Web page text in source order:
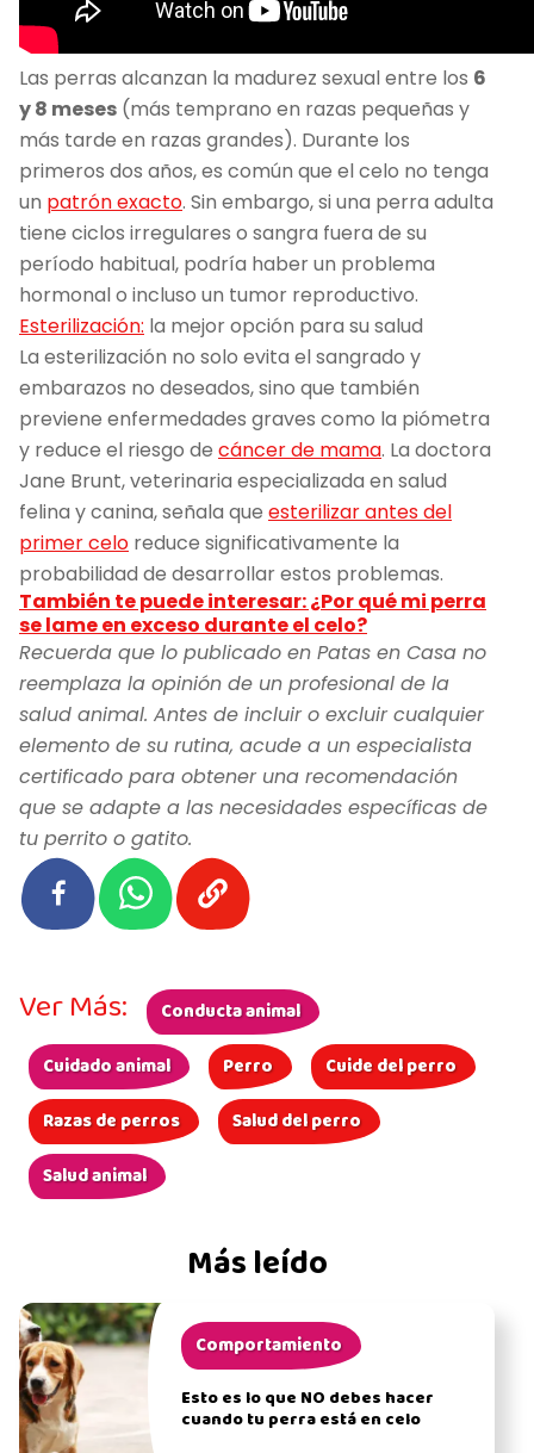
Las perras alcanzan la madurez sexual entre los 6
y 8 meses (más temprano en razas pequeñas y
más tarde en razas grandes). Durante los
primeros dos años, es común que el celo no tenga
un patrón exacto. Sin embargo, si una perra adulta
tiene ciclos irregulares o sangra fuera de su
período habitual, podría haber un problema
hormonal o incluso un tumor reproductivo.
Esterilización: la mejor opción para su salud
La esterilización no solo evita el sangrado y
embarazos no deseados, sino que también
previene enfermedades graves como la piómetra
y reduce el riesgo de cáncer de mama. La doctora
Jane Brunt, veterinaria especializada en salud
felina y canina, señala que esterilizar antes del
primer celo reduce significativamente la
probabilidad de desarrollar estos problemas.
También te puede interesar: ¿Por qué mi perra
se lame en exceso durante el celo?
Recuerda que lo publicado en Patas en Casa no
reemplaza la opinión de un profesional de la
salud animal. Antes de incluir o excluir cualquier
elemento de su rutina, acude a un especialista
certificado para obtener una recomendación
que se adapte a las necesidades específicas de
tu perrito o gatito.
Más leído
Comportamiento
Esto es lo que NO debes hacer
cuando tu perra está en celo
Ver Más:
Conducta animal
Cuidado animal
Perro
Cuide del perro
Razas de perros
Salud del perro
Salud animal